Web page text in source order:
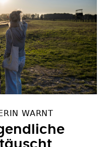
WARNT